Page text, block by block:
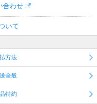
合わせ
いて
方法
全般
特約